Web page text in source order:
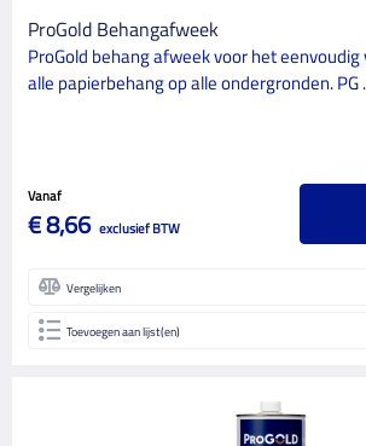
ProGold Behangafweek
ProGold behang afweek voor het
alle papierbehang op alle ondergronden. PG
Vanaf
€ 8,66 exclusief BTW
Vergelijken
Toevoegen aan lijst(en)